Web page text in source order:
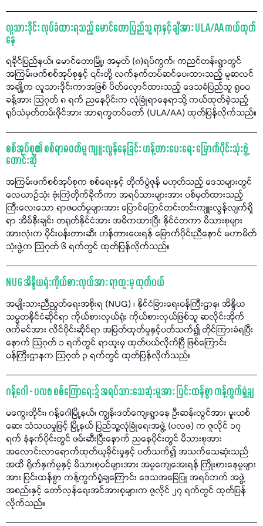
လူသားဒိုင်း လုပ်ခံထားရသည့် မောင်တောပြည်သူ ရာနှင့် ချီအား ULA/AA ကယ်ထုတ်
နေ
ရခိုင်ပြည်နယ်၊ မောင်တောမြို့၊ အမှတ် (၈)ရပ်ကွက်၊ ကညင်တန်းရွာတွင်
အကြမ်းဖက်စစ်အုပ်စုနှင့် ၎င်းတို့ လက်နက်တပ်ဆင်ပေးထားသည့် မူဆလင်
အချို့က လူသားဒိုင်းကာအဖြစ် ပိတ်လှောင်ထားသည့် ဒေသခံပြည်သူ ၅၀၀
ခန့်အား သြဂုတ် ၈ ရက် ညနေပိုင်းက လုံခြုံရာနေရာသို့ ကယ်ထုတ်ခဲ့သည့်
ရုပ်သံမှတ်တမ်းဖိုင်အား အာရက္ခတပ်တော် (ULA/AA) ထုတ်ပြန်လိုက်သည်။
စစ်အုပ်စု၏ စစ်ရာဇဝတ်မှု ကျူးလွန်နေခြင်း ဟန့်တားပေးရေး မြောက်ပိုင်းသုံးဖွဲ့
တောင်းဆို
အကြမ်းဖက်စစ်အုပ်စုက စစ်ရေးနှင့် တိုက်ပွဲဇုန် မဟုတ်သည့် ဒေသများတွင်
လေယာဉ်သုံး ဗုံးကြဲတိုက်ခိုက်ကာ အရပ်သားများအား ပစ်မှတ်ထားသည့်
ကြီးလေးသော ရာဇဝတ်မှုများအား ပြောင်ပြောင်တင်းတင်းကျူးလွန်လျက်ရှိ
ရာ အိမ်နီးချင်း တရုတ်နိုင်ငံအား အဓိကထားပြီး နိုင်ငံတကာ မိသားစုများ
အားလုံးက ဝိုင်းဝန်းတားဆီး ဟန်တားပေးရန် မြောက်ပိုင်းညီနောင် မဟာမိတ်
သုံးဖွဲ့က သြဂုတ် ၆ ရက်တွင် ထုတ်ပြန်လိုက်သည်။
NUG အိန္ဒိယရုံးကိုယ်စားလှယ်အား ရာထူးမှ ထုတ်ပယ်
အမျိုးသားညီညွတ်ရေးအစိုးရ (NUG) ၊ နိုင်ငံခြားရေးဝန်ကြီးဌာန၊ အိန္ဒိယ
သမ္မတနိုင်ငံဆိုင်ရာ ကိုယ်စားလှယ်ရုံး ကိုယ်စားလှယ်ဖြစ်သူ ဆလိုင်းအိုက်
ဇက်ခင်အား လိင်ပိုင်းဆိုင်ရာ အမြတ်ထုတ်မှုနှင့်ပတ်သက်၍ တိုင်ကြားခံရပြီး
နောက် သြဂုတ် ၁ ရက်တွင် ရာထူးမှ ထုတ်ပယ်လိုက်ပြီ ဖြစ်ကြောင်း
ဝန်ကြီးဌာနက သြဂုတ် ၃ ရက်တွင် ထုတ်ပြန်လိုက်သည်။
ဂန့်ဂေါ - ပလဖ စစ်ကြောရေး၌ အရပ်သားသေဆုံးမှုအား ပြင်းထန်စွာ ကန့်ကွက်ရှုံ့ချ
မကွေးတိုင်း၊ ဂန့်ဂေါမြို့နယ်၊ ကျွန်းဒတ်ကျေးရွာနေ ဦးဆန်းလွင်အား မူးယစ်
ဆေး သံသယမှုဖြင့် မြို့နယ် ပြည်သူ့လုံခြုံရေးအဖွဲ့ (ပလဖ) က ဇူလိုင် ၁၇
ရက် နံနက်ပိုင်းတွင် ဖမ်းဆီးပြီးနောက် ညနေပိုင်းတွင် မိသားစုအား
အလောင်းလာရောက်ထုတ်ယူခိုင်းမှုနှင့် ပတ်သက်၍ အသက်သေဆုံးသည်
အထိ ရိုက်နှက်မှုနှင့် မိသားစုဝင်များအား အမှုကျေအေးရန် ကြိုးစားနေမှုများ
အား ပြင်းထန်စွာ ကန့်ကွက်ရှုံချကြောင်း ဒေသအခြေပြု အရပ်ဘက် အဖွဲ့
အစည်းနှင့် တော်လှန်ရေးအင်အားစုများက ဇူလိုင် ၂၇ ရက်တွင် ထုတ်ပြန်
လိုက်သည်။